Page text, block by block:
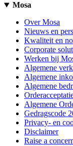
Mosa
Over Mosa
Nieuws en pers
Kwaliteit en
Corporate
Werken bij
Algemene
Algemene
Algemene
Algemene
Gedragscode
Privacy- en
Disclaimer
Raise a